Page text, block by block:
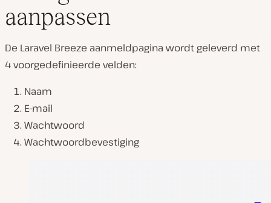
aanpassen
De Laravel Breeze aanmeldpagina wordt geleverd met
4 voorgedefinieerde velden:
Naam
E-mail
Wachtwoord
Wachtwoordbevestiging